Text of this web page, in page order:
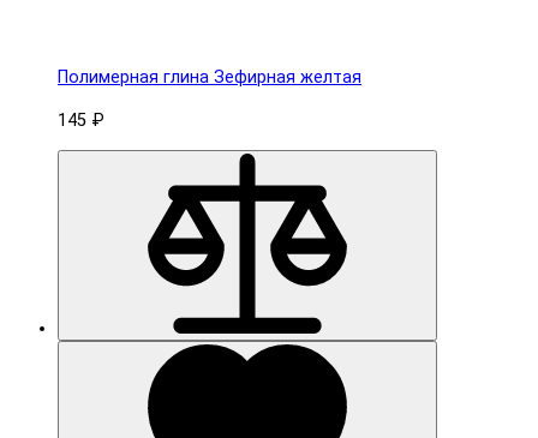
Полимерная глина Зефирная желтая
145 ₽